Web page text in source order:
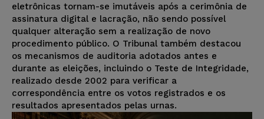
eletrônicas tornam-se imutáveis após a cerimônia de
assinatura digital e lacração, não sendo possível
qualquer alteração sem a realização de novo
procedimento público. O Tribunal também destacou
os mecanismos de auditoria adotados antes e
durante as eleições, incluindo o Teste de Integridade,
realizado desde 2002 para verificar a
correspondência entre os votos registrados e os
resultados apresentados pelas urnas.